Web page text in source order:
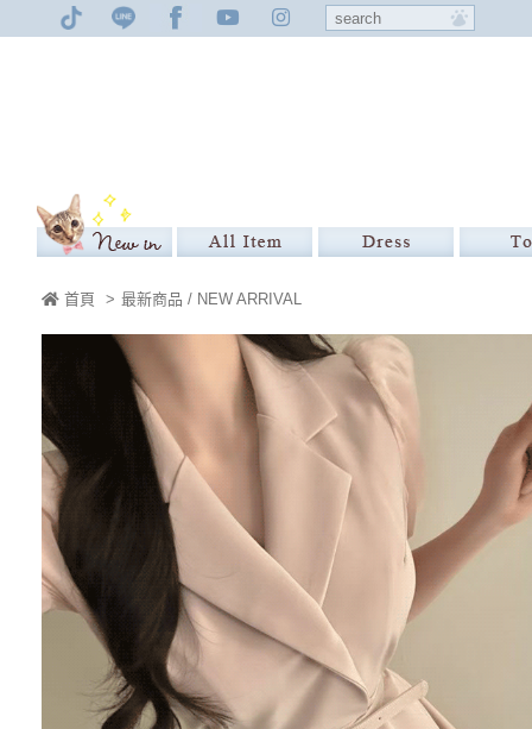
首頁 > 最新商品 / NEW ARRIVAL